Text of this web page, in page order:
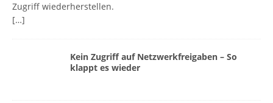
Zugriff wiederherstellen.
[…]
Kein Zugriff auf Netzwerkfreigaben – So
klappt es wieder